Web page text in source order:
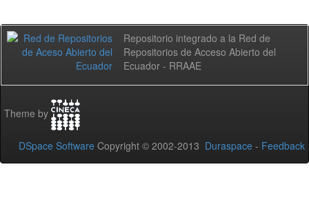
Repositorio integrado a la Red de
Repositorios de Acceso Abierto del
Ecuador - RRAAE
Theme by
DSpace Software Copyright © 2002-2013 Duraspace - Feedback